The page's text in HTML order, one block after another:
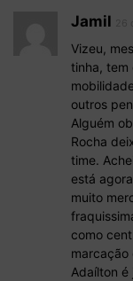
Jamil
Vizeu,
tinha, tem
outros
Alguém
Rocha
time.
está
muito
como
marcação
Adaílton é